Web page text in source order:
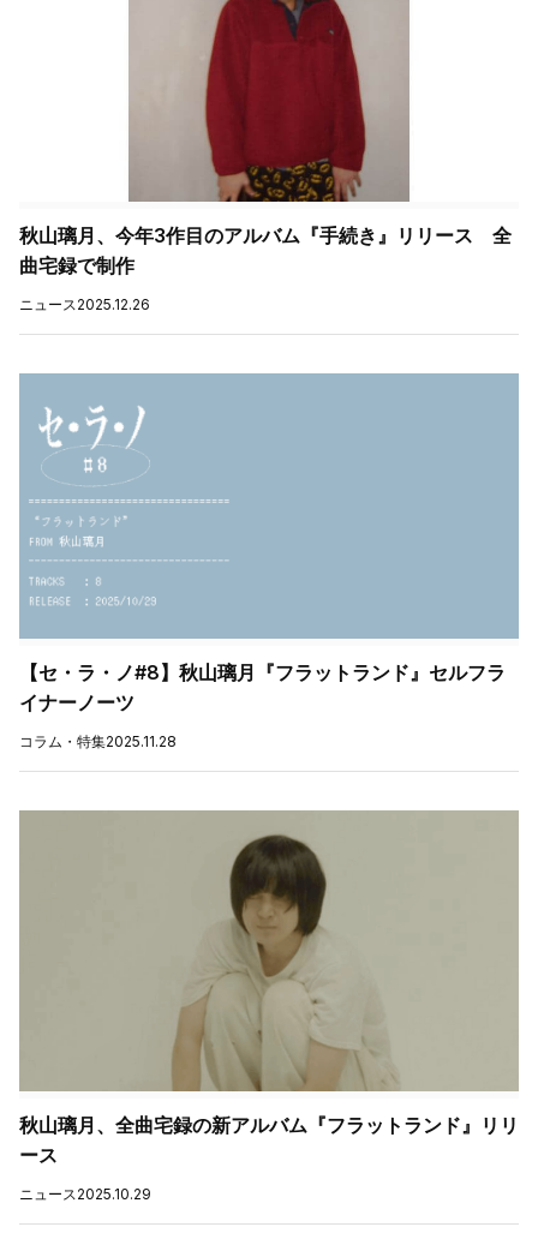
秋山璃月、今年3作目のアルバム『手続き』リリース 全
曲宅録で制作
ニュース 2025.12.26
【セ・ラ・ノ#8】秋山璃月『フラットランド』セルフラ
イナーノーツ
コラム・特集2025.11.28
秋山璃月、全曲宅録の新アルバム『フラットランド』リリ
ース
ニュース2025.10.29